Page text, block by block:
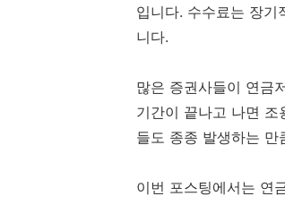
입니다. 수수료는 장
니다.
많은 증권사들이 연금
기간이 끝나고 나면
들도 종종 발생하는
이번 포스팅에서는 연